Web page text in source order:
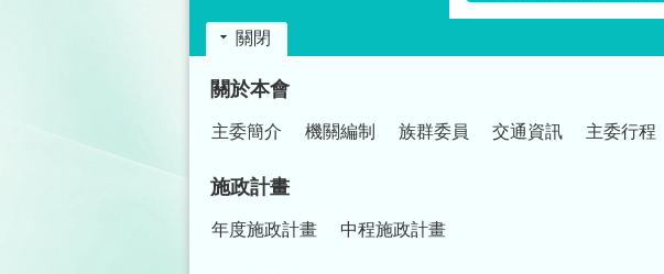
關閉
關於本會
主委簡介 機關編制 族群委員 交通資訊 主委行程
施政計畫
年度施政計畫 中程施政計畫